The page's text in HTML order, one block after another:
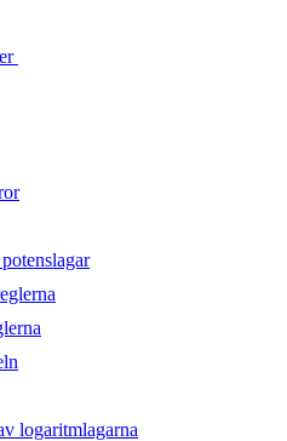
logaritmlagarna